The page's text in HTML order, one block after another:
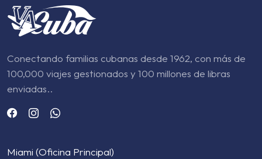
Conectando familias cubanas desde 1962, con más de
100,000 viajes gestionados y 100 millones de libras
enviadas..
Miami (Oficina Principal)